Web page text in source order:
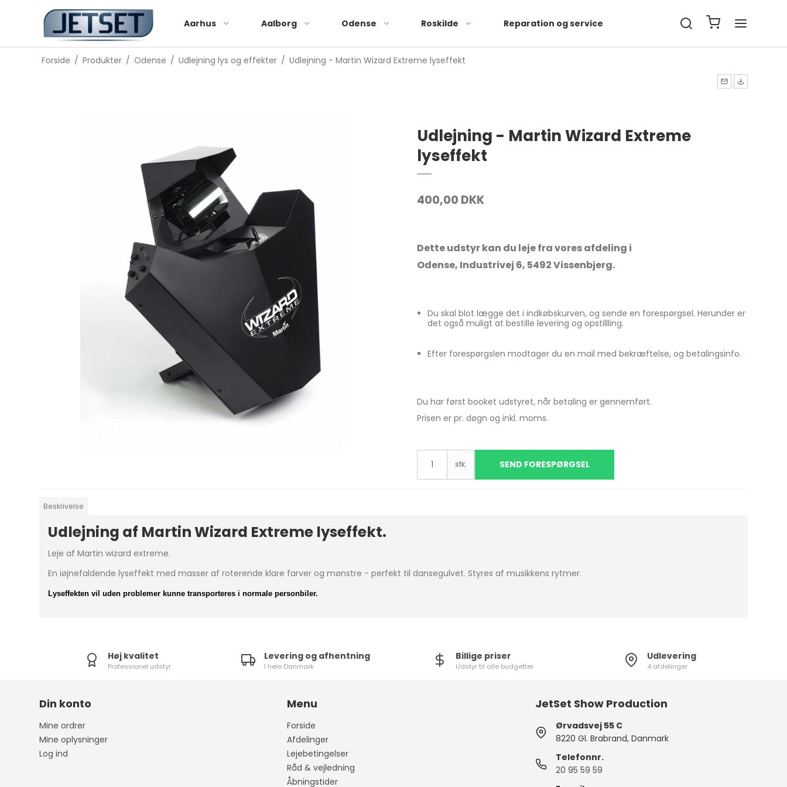
Aarhus Aalborg Odense Roskilde Reparation og service
Forside / Produkter / Odense / Udlejning lys og effekter / Udlejning - Martin Wizard Extreme lyseffekt
Udlejning - Martin Wizard Extreme
lyseffekt
400,00 DKK
Dette udstyr kan du leje fra vores afdeling i
Odense, Industrivej 6, 5492 Vissenbjerg.
Du skal blot lægge det i indkøbskurven, og sende en forespørgsel. Herunder er
det også muligt at bestille levering og opstillling.
Efter forespørgslen modtager du en mail med bekræftelse, og betalingsinfo.
Du har først booket udstyret, når betaling er gennemført.
Prisen er pr. døgn og inkl. moms.
stk. SEND FORESPØRGSEL
Beskrivelse
Udlejning af Martin Wizard Extreme lyseffekt.
Leje af Martin wizard extreme.
En iøjnefaldende lyseffekt med masser af roterende klare farver og mønstre - perfekt til dansegulvet. Styres af musikkens rytmer.
Lyseffekten vil uden problemer kunne transporteres i normale personbiler.
Høj kvalitet
Professionel udstyr
Levering og afhentning
I hele Danmark
Billige priser
Udstyr til alle budgetter
Udlevering
4 afdelinger
Din konto
Mine ordrer
Mine oplysninger
Log ind
Menu
Forside
Afdelinger
Lejebetingelser
Råd & vejledning
Åbningstider
JetSet Show Production
Ørvadsvej 55 C
8220 Gl. Brabrand, Danmark
Telefonnr.
20 95 59 59